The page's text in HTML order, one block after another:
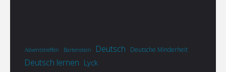
Adventstreffen Bartenstein Deutsch Deutsche Minderheit
Deutsch lernen Lyck